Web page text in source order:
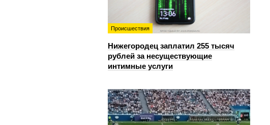
Происшествия
Нижегородец заплатил 255 тысяч
рублей за несуществующие
интимные услуги